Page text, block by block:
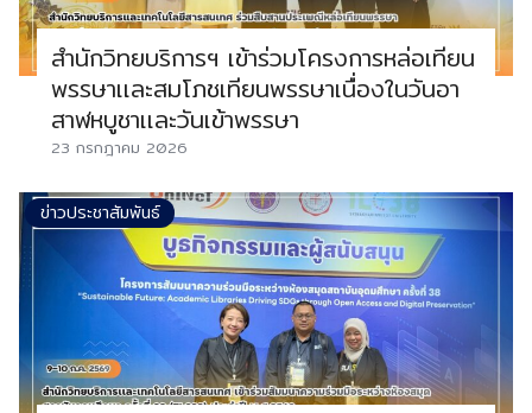
สำนักวิทยบริการฯ เข้าร่วมโครงการหล่อเทียน
พรรษาเเละสมโภชเทียนพรรษาเนื่องในวันอา
สาฬหบูชาเเละวันเข้าพรรษา
23 กรกฎาคม 2026
ข่าวประชาสัมพันธ์